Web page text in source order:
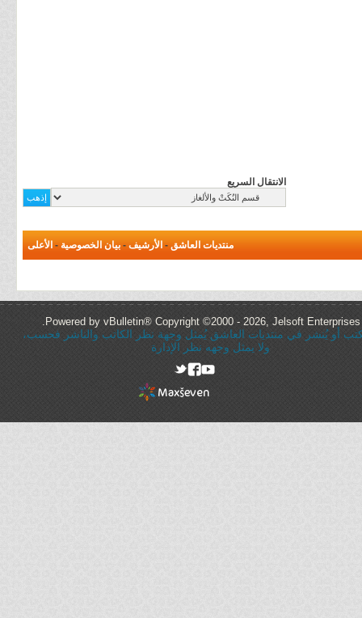
الانتقال السريع
منتديات العاشق - الأرشيف - بيان الخصوصية - الأعلى
Powered by vBulletin® Copyright ©2000 - 2026, Jelsoft Enterprises
أو يُنشر في منتديات العاشق يُمثل وجهة نظر الكاتب والناشر فحسب،
ولا يمثل وجهه نظر الإدارة